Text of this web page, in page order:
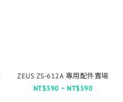
ZEUS ZS-612A 專用配件賣場
NT$390 ~ NT$590